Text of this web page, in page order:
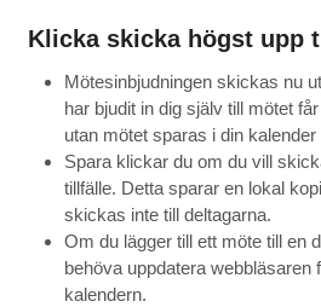
Klicka skicka högst upp
Mötesinbjudningen skickas nu
har bjudit in dig själv till mötet
utan mötet sparas i din kalender
Spara klickar du om du vill
tillfälle. Detta sparar en lokal
skickas inte till deltagarna.
Om du lägger till ett möte till en
behöva uppdatera webbläsaren
kalendern.